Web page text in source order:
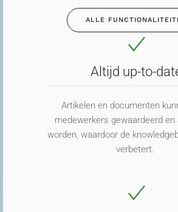
ALLE
Altijd up-to-
Artikelen en documenten
medewerkers gewaardeerd en
worden, waardoor de
verbetert.